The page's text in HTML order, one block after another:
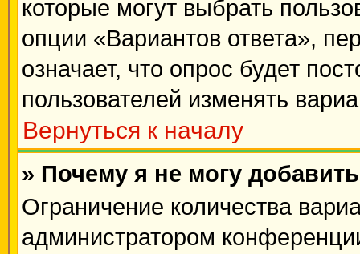
которые могут выбрать
опции «Вариантов ответа»,
означает, что опрос будет
пользователей изменять
Вернуться к началу
» Почему я не могу
Ограничение количества
администратором